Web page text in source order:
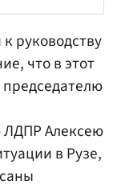
руководству
что в этот
ЛДПР Алексею
в Рузе,